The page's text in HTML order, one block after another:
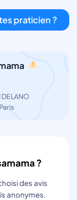
praticien ?
DELANO
?
des avis
anonymes.